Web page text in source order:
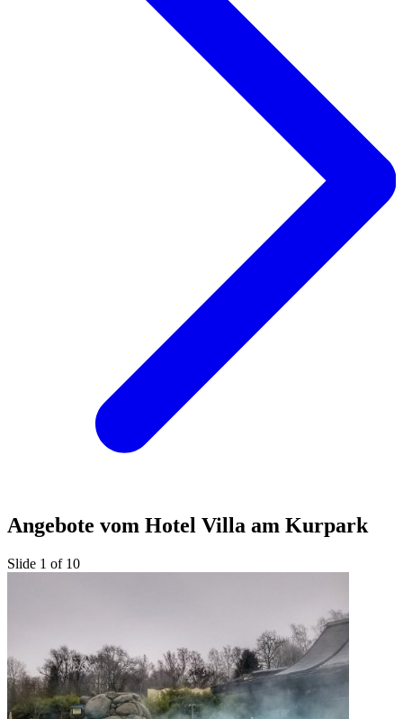
Angebote vom Hotel Villa am Kurpark
Slide 1 of 10